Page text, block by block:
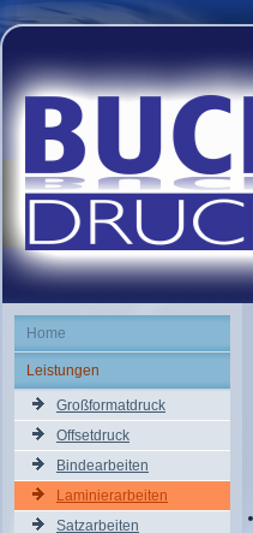
Home
Leistungen
Großformatdruck
Offsetdruck
Bindearbeiten
Laminierarbeiten
Satzarbeiten